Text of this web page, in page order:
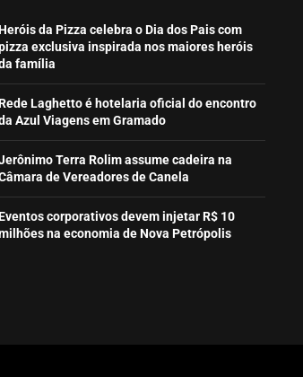
da Pizza celebra o Dia dos Pais com
exclusiva inspirada nos maiores heróis
família
Laghetto é hotelaria oficial do encontro
Azul Viagens em Gramado
Terra Rolim assume cadeira na
de Vereadores de Canela
corporativos devem injetar R$ 10
na economia de Nova Petrópolis